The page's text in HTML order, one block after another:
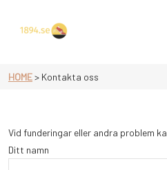
content
HOME> Kontakta oss
Vid funderingar eller andra problem
Ditt namn